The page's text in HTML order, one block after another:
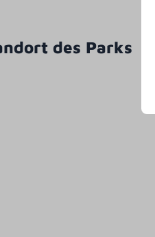
des Parks